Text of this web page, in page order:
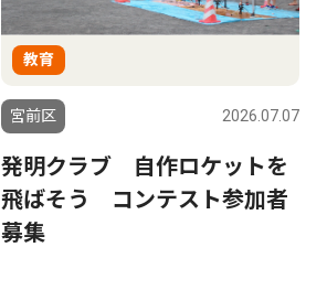
教育
宮前区 2026.07.07
発明クラブ 自作ロケットを
飛ばそう コンテスト参加者
募集